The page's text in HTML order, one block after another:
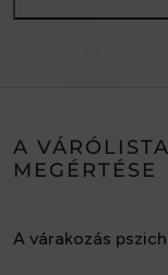
A
MEGÉRTÉSE
A várakozás